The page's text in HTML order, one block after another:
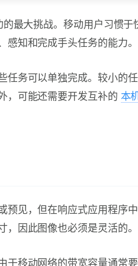
最大挑战。移动用户习惯
知和完成手头任务的能力。
任务可以单独完成。较小的
，可能还需要开发互补的 本
预见，但在响应式应用程序
因此图像也必须是灵活的。
于移动网络的带宽容量通常